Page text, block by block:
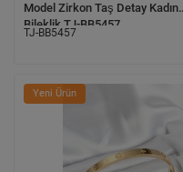
Model Zirkon Taş Detay Kadın
Bileklik TJ-BB5457
TJ-BB5457
Yeni Ürün